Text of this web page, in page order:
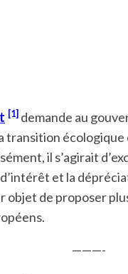
[1]demande au
transition
il s’agirait
et la
objet de proposer
———-